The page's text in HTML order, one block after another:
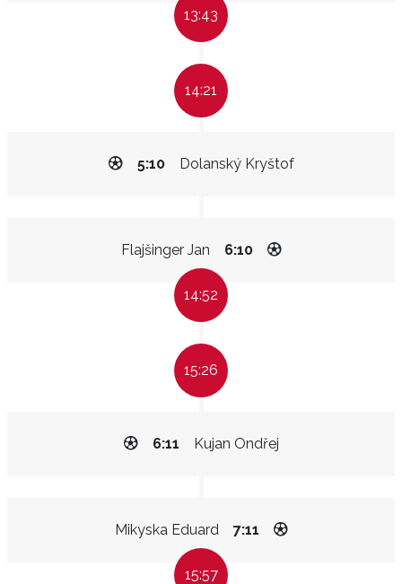
13:43
14:21
Dolanský Kryštof
5:10
Flajšinger Jan 6:10
14:52
15:26
Kujan Ondřej
6:11
Mikyska Eduard 7:11
15:57